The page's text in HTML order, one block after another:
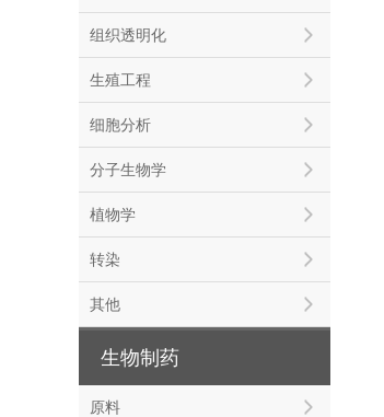
组织透明化
生殖工程
细胞分析
分子生物学
植物学
转染
其他
生物制药
原料